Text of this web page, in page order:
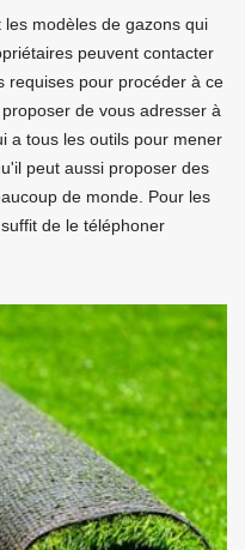
modèles de gazons qui
peuvent contacter
requises pour procéder à ce
de vous adresser à
a tous les outils pour mener
peut aussi proposer des
de monde. Pour les
de le téléphoner